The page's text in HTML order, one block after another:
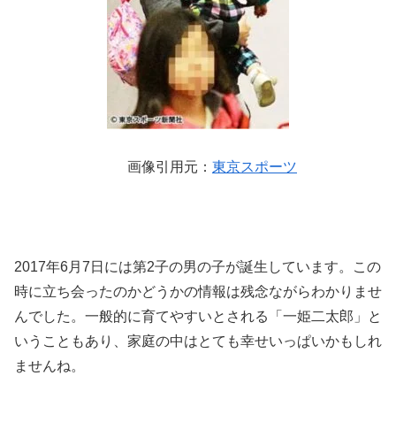
画像引用元： 東京スポーツ
2017年6月7日には第2子の男の子が誕生しています。この
時に立ち会ったのかどうかの情報は残念ながらわかりませ
んでした。一般的に育てやすいとされる「一姫二太郎」と
いうこともあり、家庭の中はとても幸せいっぱいかもしれ
ませんね。